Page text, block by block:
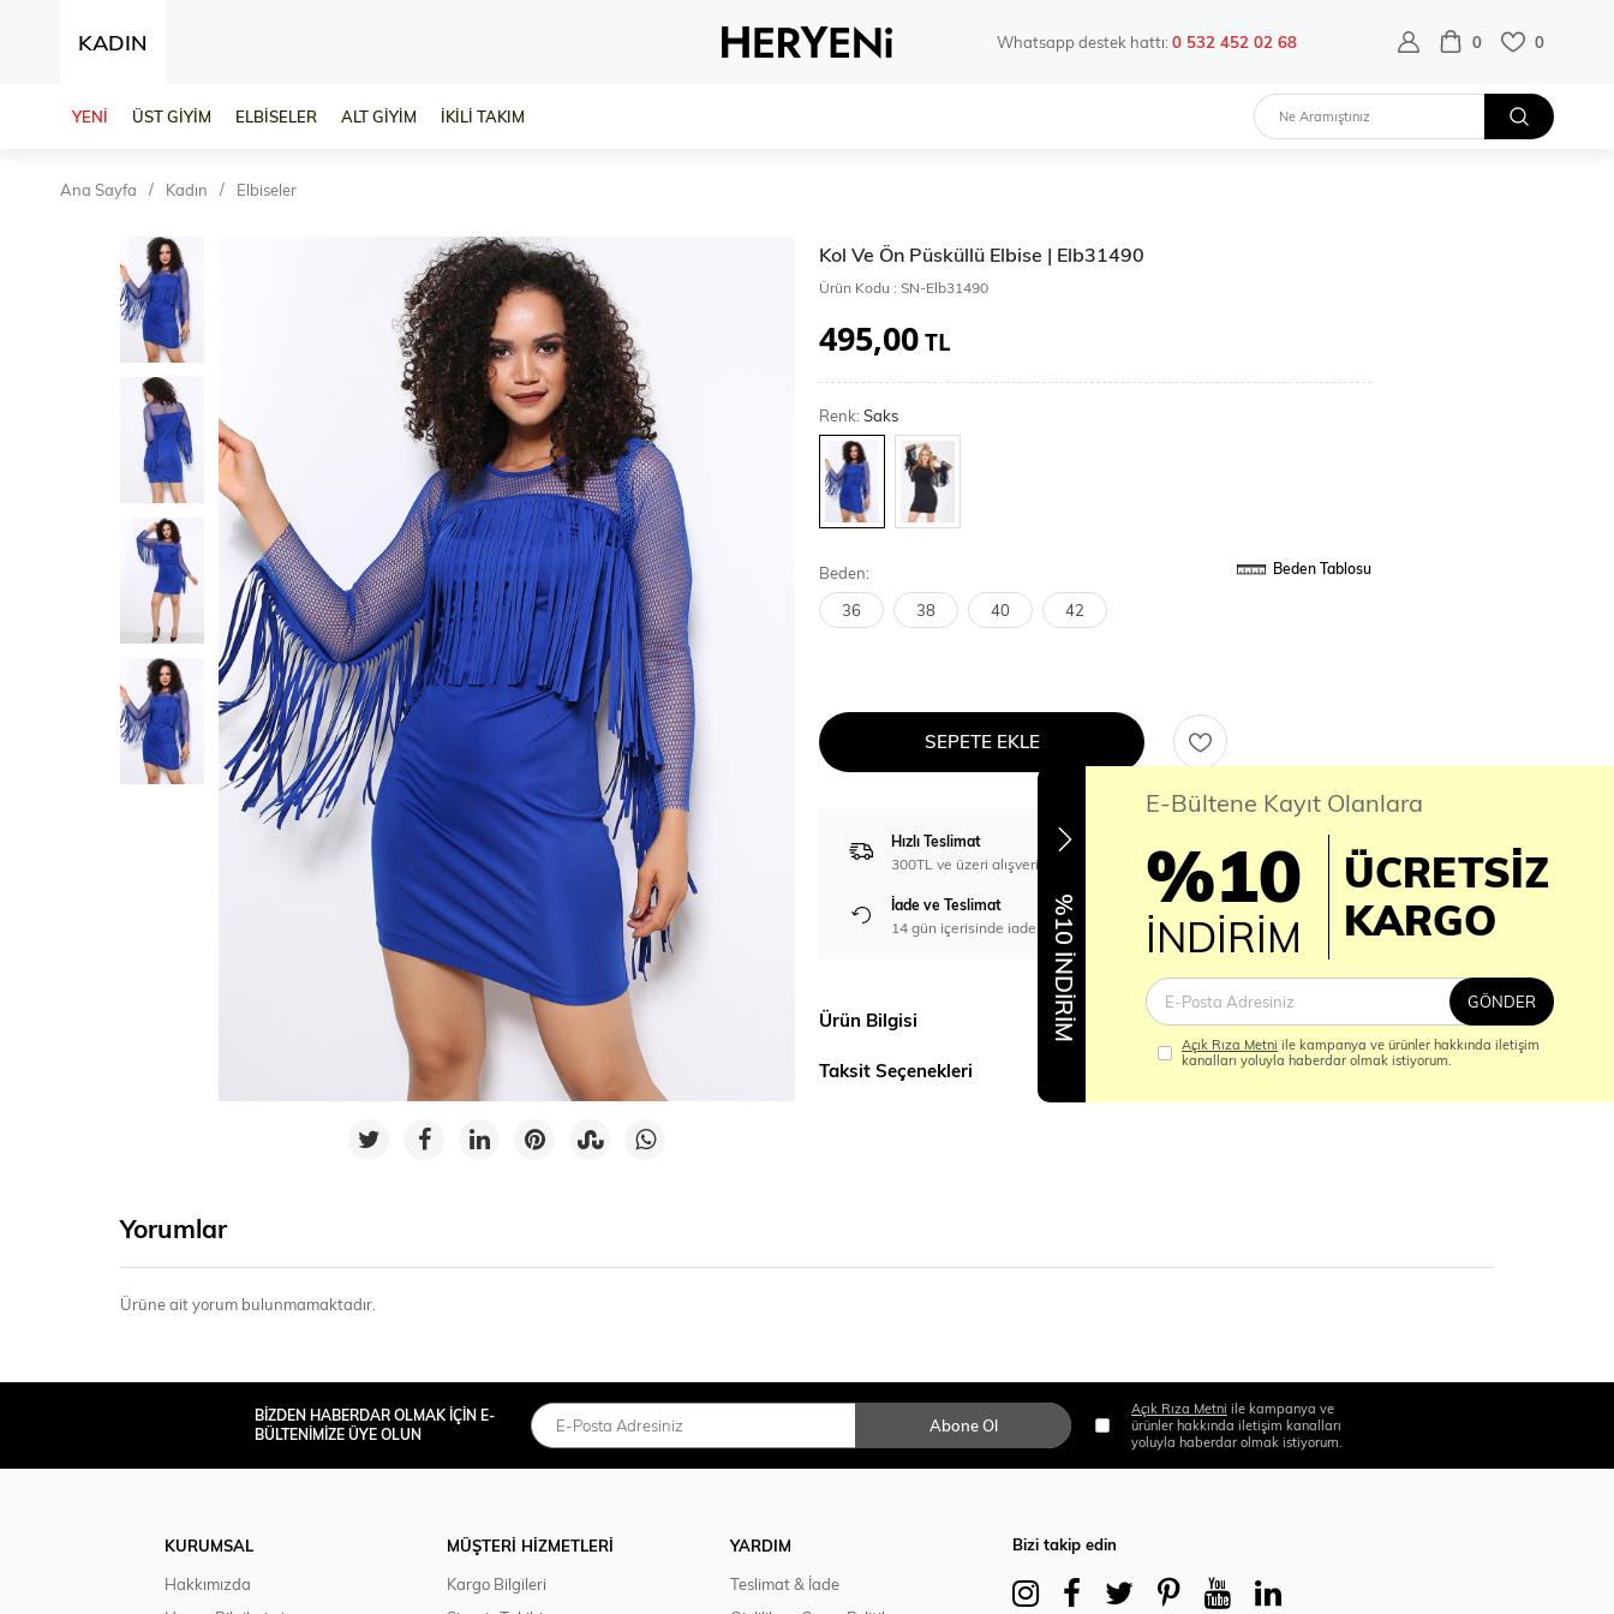
KADIN Whatsapp destek hattı:0 532 452 02 68 0 0
YENİ ÜST GİYİM ELBİSELER ALT GİYİM İKİLİ TAKIM
Ana Sayfa Kadın Elbiseler
Kol Ve Ön Püsküllü Elbise | Elb31490
Ürün Kodu : SN-Elb31490
495,00TL
Renk:Saks
Beden: Beden Tablosu
36 38 40 42
SEPETE EKLE
Hızlı Teslimat
300TL ve üzeri alışverişlerde ÜCRETSİZ KARGO
İade ve Teslimat
14 gün içerisinde iade imkanı
Ürün Bilgisi
Taksit Seçenekleri
Yorumlar
Ürüne ait yorum bulunmamaktadır.
%10 İNDİRİM
E-Bültene Kayıt Olanlara
%10
İNDİRİM
ÜCRETSİZ
KARGO
GÖNDER
Açık Rıza Metni ile kampanya ve ürünler hakkında iletişim
kanalları yoluyla haberdar olmak istiyorum.
BİZDEN HABERDAR OLMAK İÇİN E-
BÜLTENİMİZE ÜYE OLUN
Abone Ol
Açık Rıza Metni ile kampanya ve
ürünler hakkında iletişim kanalları
yoluyla haberdar olmak istiyorum.
KURUMSAL
Hakkımızda
MÜŞTERİ HİZMETLERİ
Kargo Bilgileri
YARDIM
Teslimat & İade
Bizi takip edin